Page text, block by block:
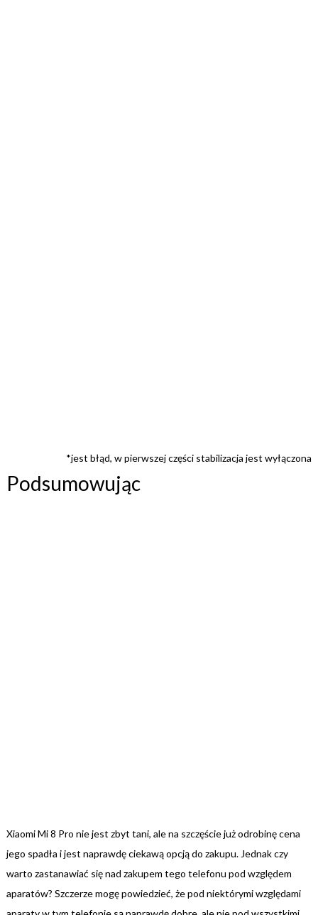
*jest błąd, w pierwszej części stabilizacja jest wyłączona
Podsumowując
Xiaomi Mi 8 Pro nie jest zbyt tani, ale na szczęście już odrobinę cena
jego spadła i jest naprawdę ciekawą opcją do zakupu. Jednak czy
warto zastanawiać się nad zakupem tego telefonu pod względem
aparatów? Szczerze mogę powiedzieć, że pod niektórymi względami